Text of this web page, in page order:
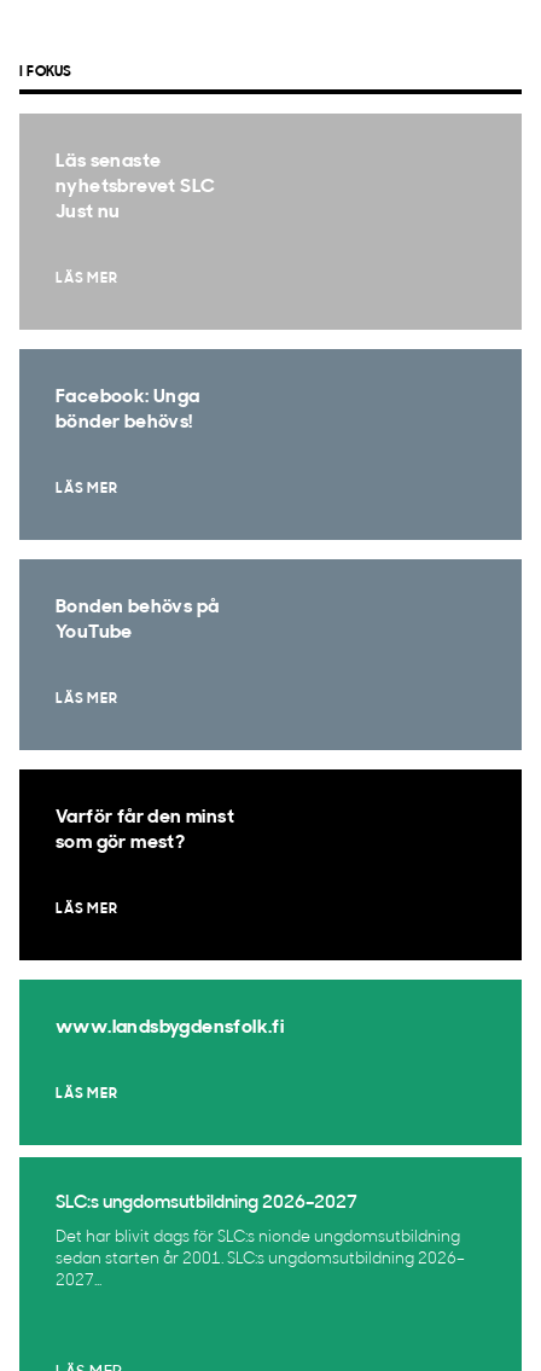
I FOKUS
Läs senaste
nyhetsbrevet SLC
Just nu
LÄS MER
Facebook: Unga
bönder behövs!
LÄS MER
Bonden behövs på
YouTube
LÄS MER
Varför får den minst
som gör mest?
LÄS MER
www.landsbygdensfolk.fi
LÄS MER
SLC:s ungdomsutbildning 2026–2027
Det har blivit dags för SLC:s nionde ungdomsutbildning
sedan starten år 2001. SLC:s ungdomsutbildning 2026–
2027...